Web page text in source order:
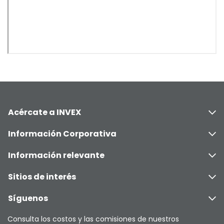
Acércate a INVEX
Información Corporativa
Información relevante
Sitios de interés
Síguenos
Consulta los costos y las comisiones de nuestros